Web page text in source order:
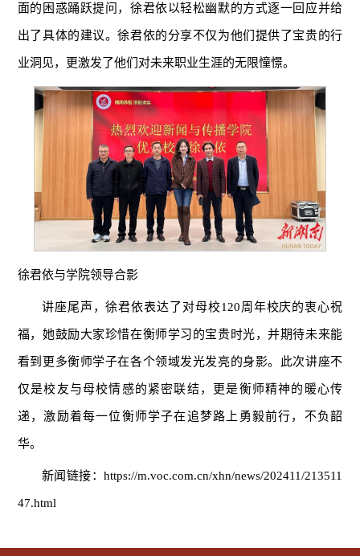
面的困惑踊跃提问，徐君依以轻松幽默的方式逐一回应并给
出了具体的建议。徐君依的分享不仅为他们提供了宝贵的行
业洞见，更激发了他们对未来职业生涯的无限憧憬。
徐君依与学院领导合影
讲座尾声，徐君依表达了对母校120周年校庆的衷心祝
福，她鼓励大家珍惜在衡师学习的宝贵时光，并期待未来能
看到更多衡师学子在各个领域发光发亮的身影。此次讲座不
仅是校友与母校情感的紧密联结，更是衡师精神的暖心传
递，激励着每一位衡师学子在追梦路上勇毅前行，不负韶
华。
新闻链接：https://m.voc.com.cn/xhn/news/202411/213511
47.html